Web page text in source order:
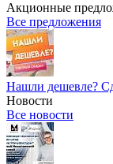
Акционные
Все предложения
Нашли дешевле?
Новости
Все новости